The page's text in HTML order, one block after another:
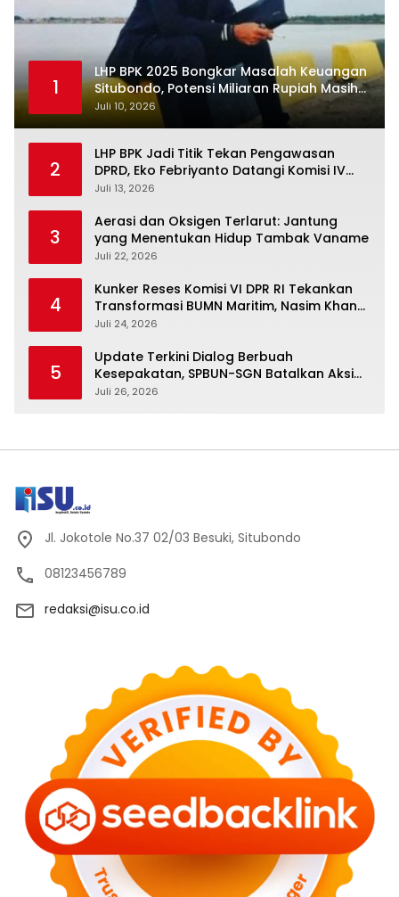
1
LHP BPK 2025 Bongkar Masalah Keuangan
Situbondo, Potensi Miliaran Rupiah Masih
Belum Terkelola
Juli 10, 2026
2
LHP BPK Jadi Titik Tekan Pengawasan
DPRD, Eko Febriyanto Datangi Komisi IV
dan Ajak Dewan Kembali Berpijak pada
Juli 13, 2026
3
Aerasi dan Oksigen Terlarut: Jantung
yang Menentukan Hidup Tambak Vaname
Juli 22, 2026
4
Kunker Reses Komisi VI DPR RI Tekankan
Transformasi BUMN Maritim, Nasim Khan
Kawal Penguatan Sektor Laut
Juli 24, 2026
5
Update Terkini Dialog Berbuah
Kesepakatan, SPBUN-SGN Batalkan Aksi
Nasional Setelah Holding Penuhi Sejumlah
Juli 26, 2026
Jl. Jokotole No.37 02/03 Besuki, Situbondo
08123456789
redaksi@isu.co.id